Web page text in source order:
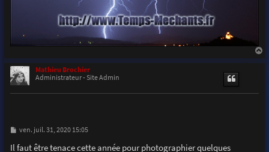
Mathieu Brochier
Administrateur - Site Admin
M
s
ven. juil. 31, 2020 15:05
Il faut être tenace cette année pour photographier quelques